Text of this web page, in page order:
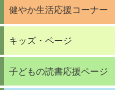
健やか生活応援コーナー
キッズ・ページ
子どもの読書応援ページ